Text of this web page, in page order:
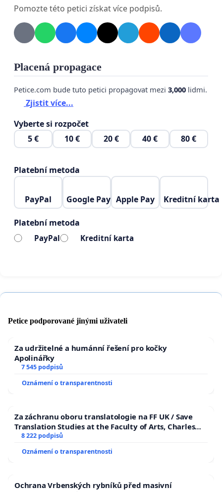
zmíněné vyhlášky i ochrana zvířat. Ohňostroje
zvířatům způsobují obrovský stres, který v
nejhorších případech může vést až ke smrti.
Pomozte této petici získat více podpisů.
Placená propagace
Petice.com bude tuto petici propagovat mezi 3,000 lidmi.
Zjistit více...
Vyberte si rozpočet
5 €
10 € 20 € 40 € 80 €
Platební metoda
PayPal Google Pay Apple Pay Kreditní karta
Platební metoda
PayPal Kreditní karta
Petice podporované jinými uživateli
Za udržitelné a humánní řešení pro kočky
Apolinářky
7 545 podpisů
Oznámení o transparentnosti
Za záchranu oboru translatologie na FF UK / Save
Translation Studies at the Faculty of Arts, Charles
University
8 222 podpisů
Oznámení o transparentnosti
Ochrana Vrbenských rybníků před masivní